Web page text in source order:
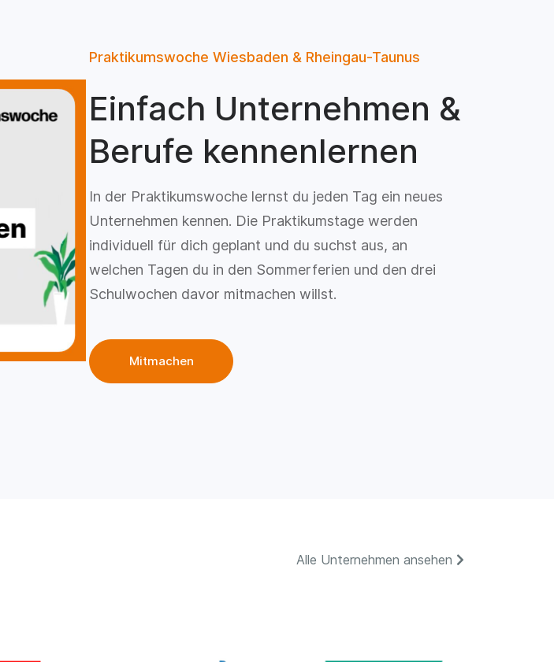
Praktikumswoche Wiesbaden & Rheingau-Taunus
Einfach Unternehmen &
Berufe kennenlernen
In der Praktikumswoche lernst du jeden Tag ein neues
Unternehmen kennen. Die Praktikumstage werden
individuell für dich geplant und du suchst aus, an
welchen Tagen du in den Sommerferien und den drei
Schulwochen davor mitmachen willst.
Mitmachen
Alle Unternehmen ansehen